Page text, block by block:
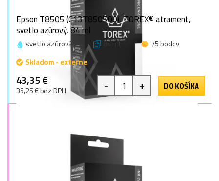
Epson T8505 (C13T850500), TOREX® atrament,
svetlo azúrový, 84 ml
svetlo azúrová 84 ml
75 bodov
Skladom - externe
43,35 €
35,25 € bez DPH - + DO KOŠÍKA